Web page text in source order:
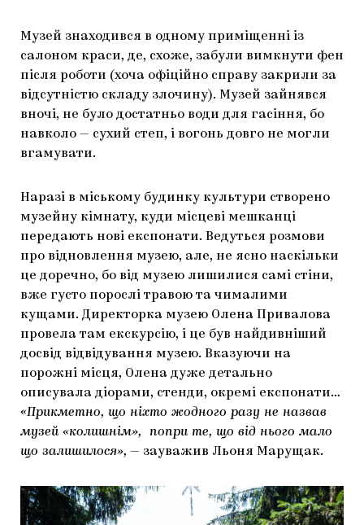
Музей знаходився в одному приміщенні із
салоном краси, де, схоже, забули вимкнути фен
після роботи (хоча офіційно справу закрили за
відсутністю складу злочину). Музей зайнявся
вночі, не було достатньо води для гасіння, бо
навколо — сухий степ, і вогонь довго не могли
вгамувати.
Наразі в міському будинку культури створено
музейну кімнату, куди місцеві мешканці
передають нові експонати. Ведуться розмови
про відновлення музею, але, не ясно наскільки
це доречно, бо від музею лишилися самі стіни,
вже густо порослі травою та чималими
кущами. Директорка музею Олена Привалова
провела там екскурсію, і це був найдивніший
досвід відвідування музею. Вказуючи на
порожні місця, Олена дуже детально
описувала діорами, стенди, окремі експонати…
«Прикметно, що ніхто жодного разу не назвав
музей «колишнім», попри те, що від нього мало
що залишилося», — зауважив Льоня Марущак.